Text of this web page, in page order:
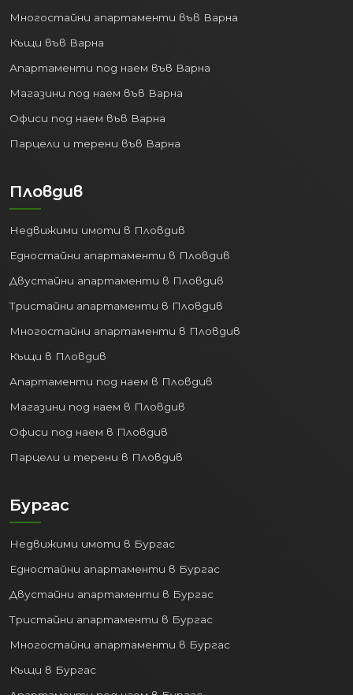
Многостайни апартаменти във Варна
Къщи във Варна
Апартаменти под наем във Варна
Магазини под наем във Варна
Офиси под наем във Варна
Парцели и терени във Варна
Пловдив
Недвижими имоти в Пловдив
Едностайни апартаменти в Пловдив
Двустайни апартаменти в Пловдив
Тристайни апартаменти в Пловдив
Многостайни апартаменти в Пловдив
Къщи в Пловдив
Апартаменти под наем в Пловдив
Магазини под наем в Пловдив
Офиси под наем в Пловдив
Парцели и терени в Пловдив
Бургас
Недвижими имоти в Бургас
Едностайни апартаменти в Бургас
Двустайни апартаменти в Бургас
Тристайни апартаменти в Бургас
Многостайни апартаменти в Бургас
Къщи в Бургас